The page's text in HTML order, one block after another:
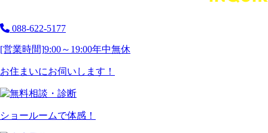
088-622-5177
[営業時間]9:00～19:00年中無休
お住まいにお伺いします！
ショールームで体感！